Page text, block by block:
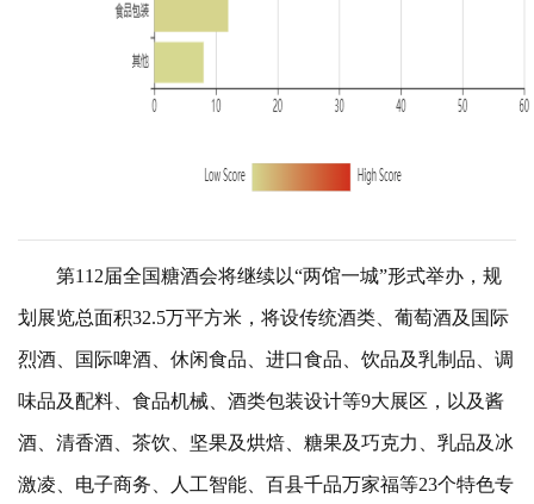
第112届全国糖酒会将继续以“两馆一城”形式举办，规
划展览总面积32.5万平方米，将设传统酒类、葡萄酒及国际
烈酒、国际啤酒、休闲食品、进口食品、饮品及乳制品、调
味品及配料、食品机械、酒类包装设计等9大展区，以及酱
酒、清香酒、茶饮、坚果及烘焙、糖果及巧克力、乳品及冰
激凌、电子商务、人工智能、百县千品万家福等23个特色专